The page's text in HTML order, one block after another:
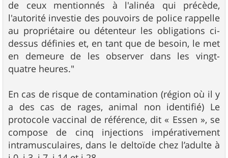
de ceux mentionnés à l'alinéa qui précède,
l'autorité investie des pouvoirs de police rappelle
au propriétaire ou détenteur les obligations ci-
dessus définies et, en tant que de besoin, le met
en demeure de les observer dans les vingt-
quatre heures."
En cas de risque de contamination (région où il y
a des cas de rages, animal non identifié) Le
protocole vaccinal de référence, dit « Essen », se
compose de cinq injections impérativement
intramusculaires, dans le deltoïde chez l’adulte à